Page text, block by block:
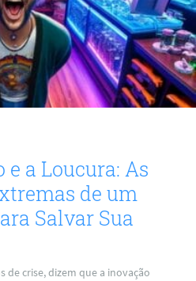
e a Loucura: As
de um
Salvar Sua
de crise, dizem que a inovação